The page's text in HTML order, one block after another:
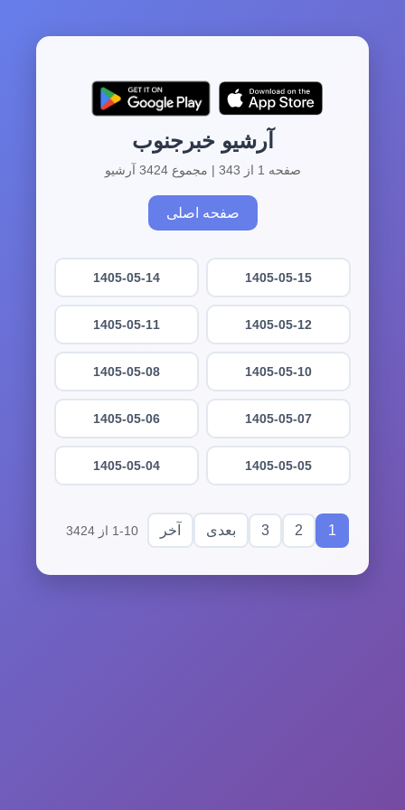
آرشیو خبرجنوب
صفحه 1 از 343 | مجموع 3424 آرشیو
صفحه اصلی
1405-05-15
1405-05-14
1405-05-12
1405-05-11
1405-05-10
1405-05-08
1405-05-07
1405-05-06
1405-05-05
1405-05-04
1
2
3 بعدی آخر 1-10 از 3424